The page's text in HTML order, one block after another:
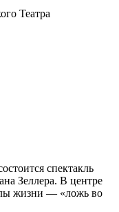
Театра
спектакль
Зеллера. В центре
жизни — «ложь во